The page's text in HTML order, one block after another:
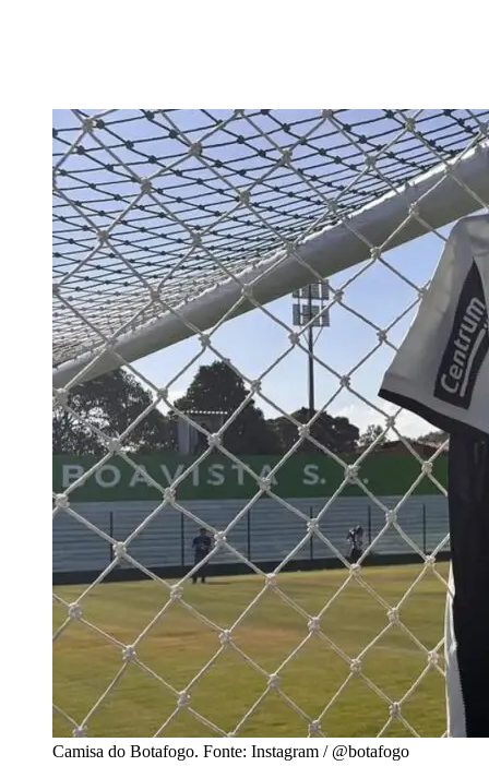
Camisa do Botafogo. Fonte: Instagram / @botafogo